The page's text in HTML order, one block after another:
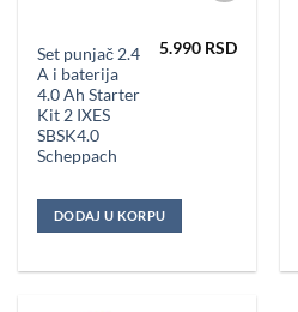
Set punjač 2.4
A i baterija
4.0 Ah Starter
Kit 2 IXES
SBSK4.0
Scheppach
5.990 RSD
DODAJ U KORPU